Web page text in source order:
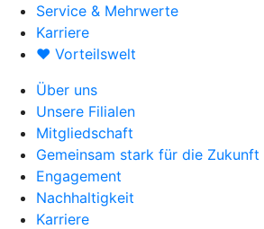
Service & Mehrwerte
Karriere
♥ Vorteilswelt
Über uns
Unsere Filialen
Mitgliedschaft
Gemeinsam stark für die Zukunft
Engagement
Nachhaltigkeit
Karriere